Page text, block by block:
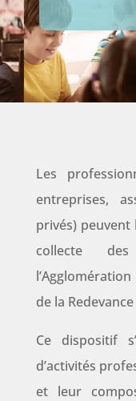
Les
entreprises,
privés)
collecte
de la
Ce dispositif
d’activités
et leur